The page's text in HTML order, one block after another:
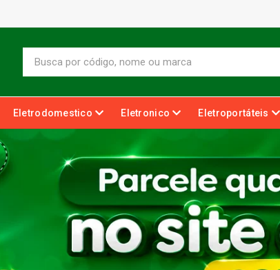
Eletrodomestico Eletronico Eletroportáteis